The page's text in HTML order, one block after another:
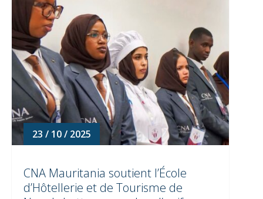
23 / 10 / 2025
CNA Mauritania soutient l’École
d’Hôtellerie et de Tourisme de